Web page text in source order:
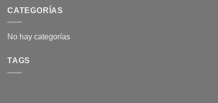
CATEGORÍAS
No hay categorías
TAGS